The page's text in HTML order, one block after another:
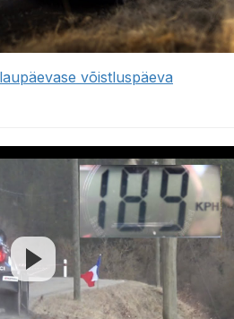
võistluspäeva